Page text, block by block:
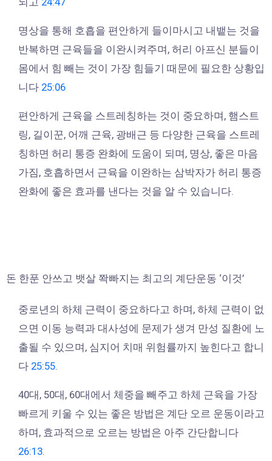
명상을 통해 호흡을 편안하게 들이마시고 내뱉는 것을
반복하면 근육들을 이완시켜주며, 허리 아프신 분들이
몸에서 힘 빼는 것이 가장 힘들기 때문에 필요한 상황입
니다 25:06
편안하게 근육을 스트레칭하는 것이 중요하며, 햄스트
링, 길이꾼, 어깨 근육, 광배근 등 다양한 근육을 스트레
칭하면 허리 통증 완화에 도움이 되며, 명상, 좋은 마음
가짐, 호흡하면서 근육을 이완하는 삼박자가 허리 통증
완화에 좋은 효과를 낸다는 것을 알 수 있습니다.
돈 한푼 안쓰고 뱃살 쫙빠지는 최고의 계단운동 ‘이것’
중로년의 하체 근력이 중요하다고 하며, 하체 근력이 없
으면 이동 능력과 대사성에 문제가 생겨 만성 질환에 노
출될 수 있으며, 심지어 치매 위험률까지 높힌다고 합니
다 25:55
40대, 50대, 60대에서 체중을 빼주고 하체 근육을 가장
빠르게 키울 수 있는 좋은 방법은 계단 오르 운동이라고
하며, 효과적으로 오르는 방법은 아주 간단합니다
26:13